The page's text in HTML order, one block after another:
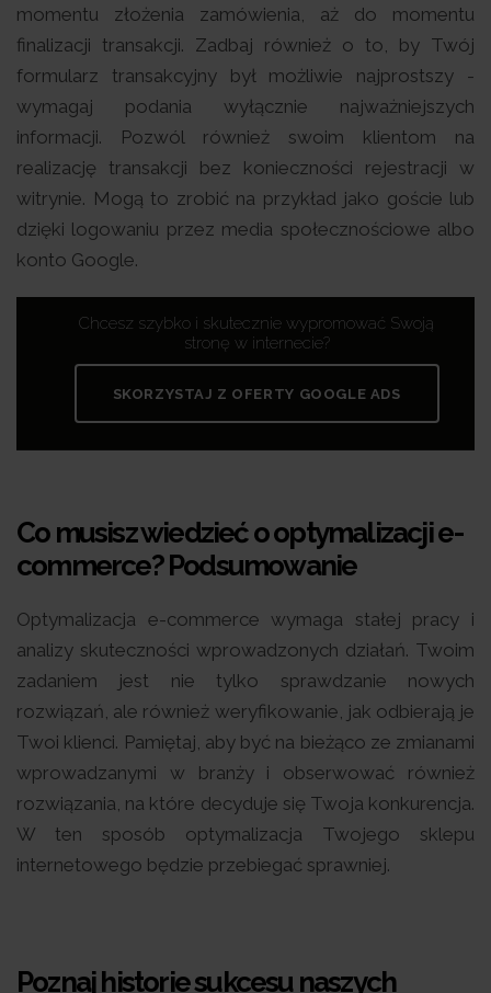
momentu złożenia zamówienia, aż do momentu
finalizacji transakcji. Zadbaj również o to, by Twój
formularz transakcyjny był możliwie najprostszy -
wymagaj podania wyłącznie najważniejszych
informacji. Pozwól również swoim klientom na
realizację transakcji bez konieczności rejestracji w
witrynie. Mogą to zrobić na przykład jako goście lub
dzięki logowaniu przez media społecznościowe albo
konto Google.
Chcesz szybko i skutecznie wypromować Swoją
stronę w internecie?
SKORZYSTAJ Z OFERTY GOOGLE ADS
Co musisz wiedzieć o optymalizacji e-
commerce?Podsumowanie
Optymalizacja e-commerce wymaga stałej pracy i
analizy skuteczności wprowadzonych działań. Twoim
zadaniem jest nie tylko sprawdzanie nowych
rozwiązań, ale również weryfikowanie, jak odbierają je
Twoi klienci. Pamiętaj, aby być na bieżąco ze zmianami
wprowadzanymi w branży i obserwować również
rozwiązania, na które decyduje się Twoja konkurencja.
W ten sposób optymalizacja Twojego sklepu
internetowego będzie przebiegać sprawniej.
Poznaj historie sukcesu naszych